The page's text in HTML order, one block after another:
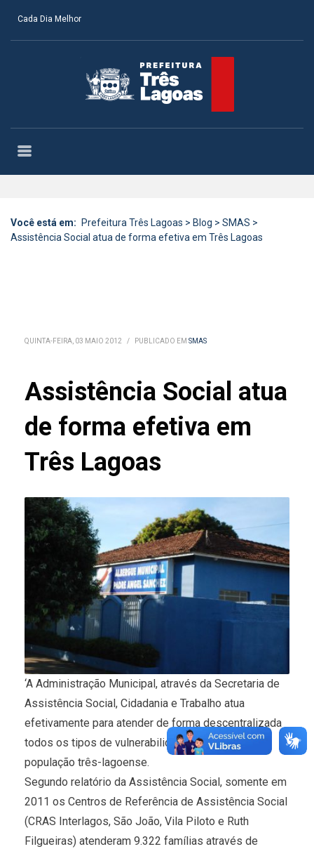
Cada Dia Melhor
Você está em: Prefeitura Três Lagoas > Blog > SMAS >
Assistência Social atua de forma efetiva em Três Lagoas
QUINTA-FEIRA, 03 MAIO 2012 / PUBLICADO EM SMAS
Assistência Social atua
de forma efetiva em
Três Lagoas
‘A Administração Municipal, através da Secretaria de
Assistência Social, Cidadania e Trabalho atua
efetivamente para atender de forma descentralizada
todos os tipos de vulnerabilidades sociais da
população três-lagoense.
Segundo relatório da Assistência Social, somente em
2011 os Centros de Referência de Assistência Social
(CRAS Interlagos, São João, Vila Piloto e Ruth
Filgueiras) atenderam 9.322 famílias através de